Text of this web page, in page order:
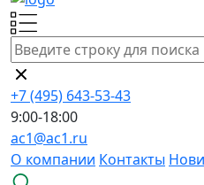
+7 (495) 643-53-43
9:00-18:00
ac1@ac1.ru
О компании Контакты